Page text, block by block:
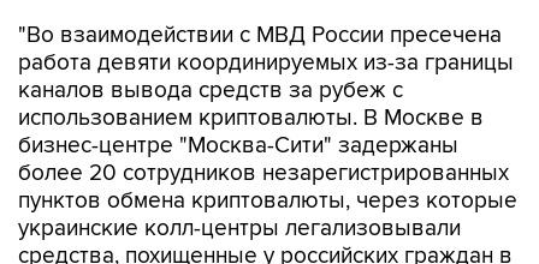
"Во взаимодействии с МВД России пресечена
работа девяти координируемых из-за границы
каналов вывода средств за рубеж с
использованием криптовалюты. В Москве в
бизнес-центре "Москва-Сити" задержаны
более 20 сотрудников незарегистрированных
пунктов обмена криптовалюты, через которые
украинские колл-центры легализовывали
средства, похищенные у российских граждан в